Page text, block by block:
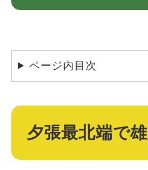
ページ内目次
夕張最北端で